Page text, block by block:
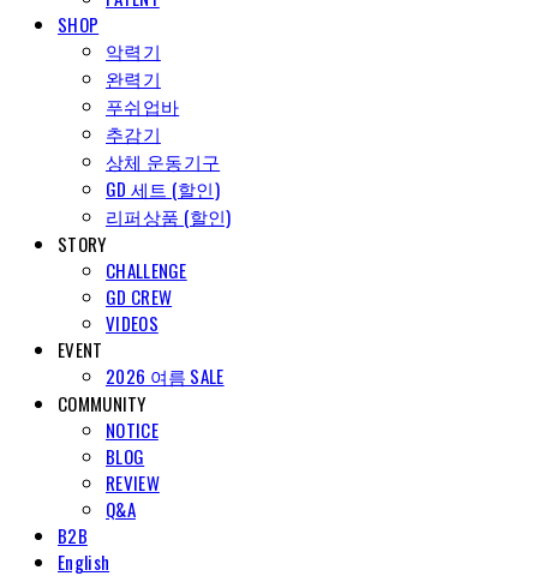
SHOP
악력기
완력기
푸쉬업바
추감기
상체 운동기구
GD 세트 (할인)
리퍼상품 (할인)
STORY
CHALLENGE
GD CREW
VIDEOS
EVENT
2026 여름 SALE
COMMUNITY
NOTICE
BLOG
REVIEW
Q&A
B2B
English